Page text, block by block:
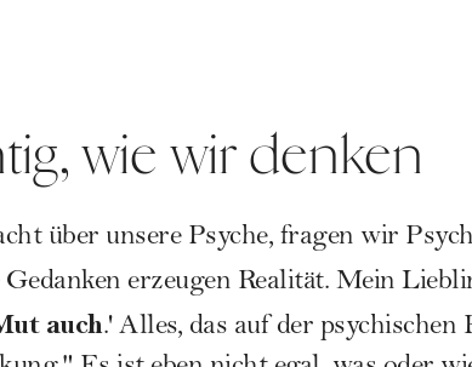
wie wir denken
über unsere Psyche, fragen wir
erzeugen Realität. Mein
auch.' Alles, das auf der psychischen